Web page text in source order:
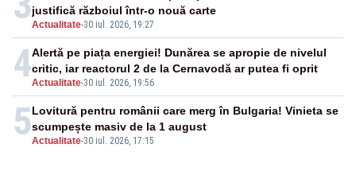
Actualitate-30 iul. 2026, 19:27
justifică războiul într-o nouă carte
4Actualitate-30 iul. 2026, 19:56
Alertă pe piața energiei! Dunărea se apropie de nivelul
critic, iar reactorul 2 de la Cernavodă ar putea fi oprit
5Actualitate-30 iul. 2026, 17:15
Lovitură pentru românii care merg în Bulgaria! Vinieta se
scumpește masiv de la 1 august